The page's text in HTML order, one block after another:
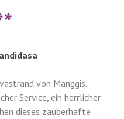
von Manggis.
Service, ein herrlicher
dieses zauberhafte